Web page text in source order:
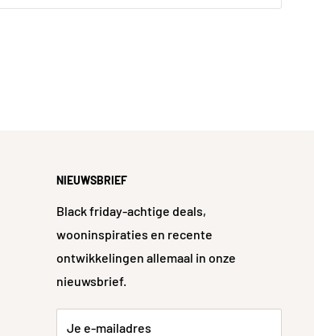
NIEUWSBRIEF
Black friday-achtige deals,
wooninspiraties en recente
ontwikkelingen allemaal in onze
nieuwsbrief.
Je e-mailadres